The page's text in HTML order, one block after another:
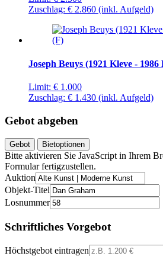
Zuschlag: € 2.860 (inkl. Aufgeld)
Joseph Beuys (1921 Kleve -
Limit: € 1.000
Zuschlag: € 1.430 (inkl. Aufgeld)
Gebot abgeben
Gebot Bietoptionen
Bitte aktivieren Sie JavaScript in Ihrem
Formular fertigzustellen.
Auktion
Objekt-Titel
Losnummer
Schriftliches Vorgebot
Höchstgebot eintragen